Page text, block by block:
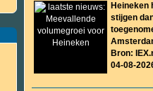
Heineken
stijgen
Bron:
04-08-